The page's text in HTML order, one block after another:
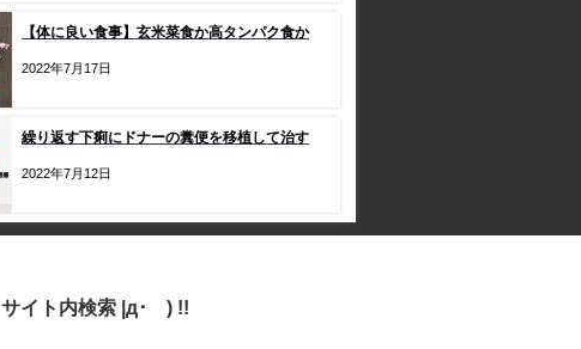
【体に良い食事】玄米菜食か高タンパク食か
2022年7月17日
繰り返す下痢にドナーの糞便を移植して治す
2022年7月12日
サイト内検索 |д･´) !!